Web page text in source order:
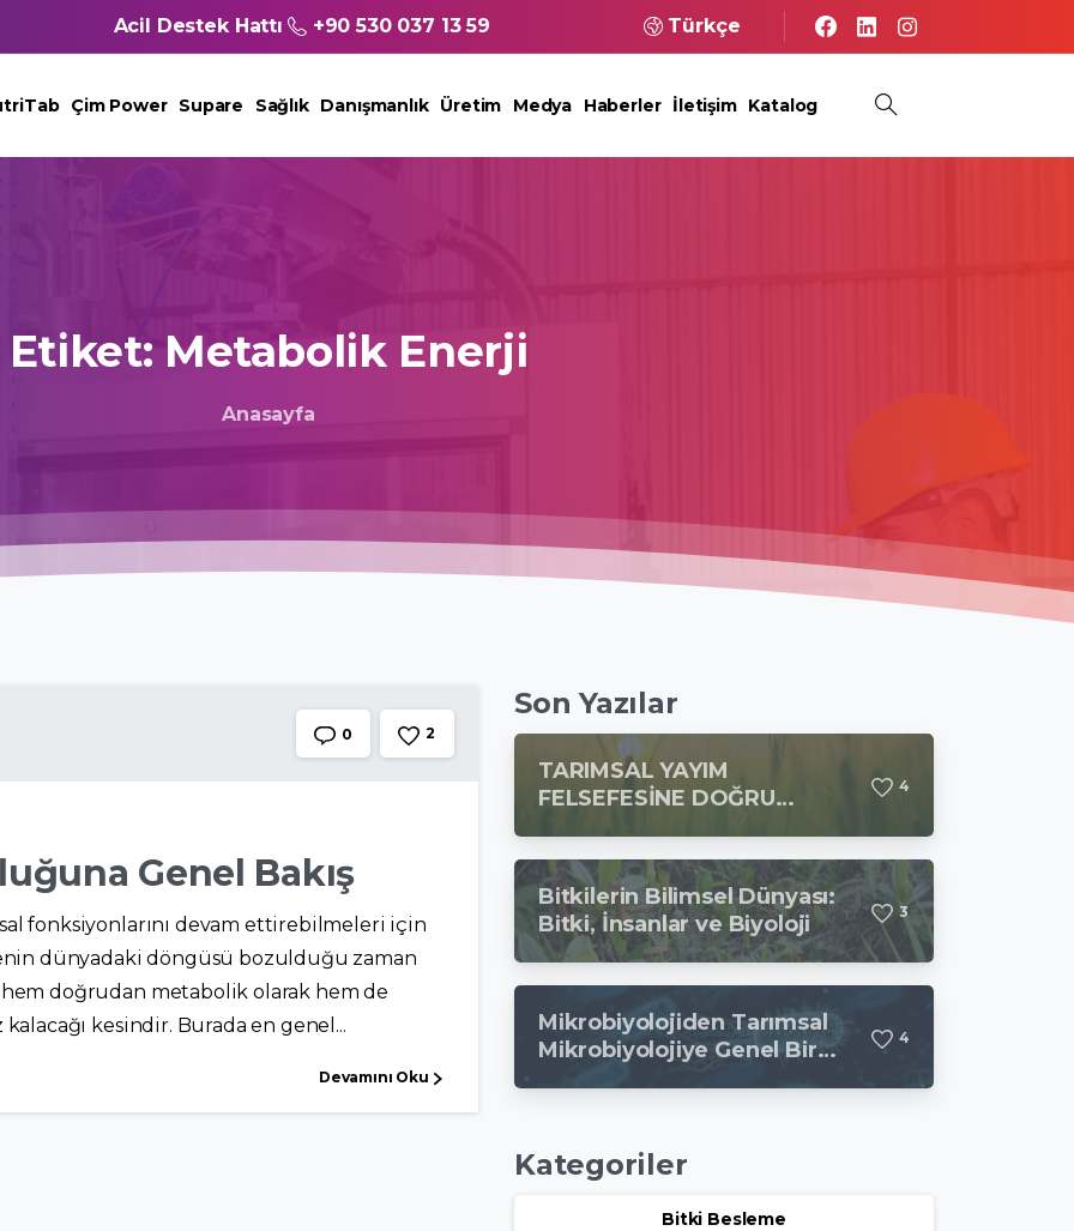
Acil Destek Hattı +90 530 037 13 59 Türkçe
Çim Power Supare Sağlık Danışmanlık Üretim Medya Haberler İletişim Katalog
Etiket: Metabolik Enerji
Anasayfa
0 2
Genel Bakış
fonksiyonlarını devam ettirebilmeleri için
dünyadaki döngüsü bozulduğu zaman
doğrudan metabolik olarak hem de
kesindir. Burada en genel...
Devamını Oku
Son Yazılar
TARIMSAL YAYIM
FELSEFESİNE DOĞRU…
4
Bitkilerin Bilimsel Dünyası:
Bitki, İnsanlar ve Biyoloji
3
Mikrobiyolojiden Tarımsal
Mikrobiyolojiye Genel Bir
4
Kategoriler
Bitki Besleme